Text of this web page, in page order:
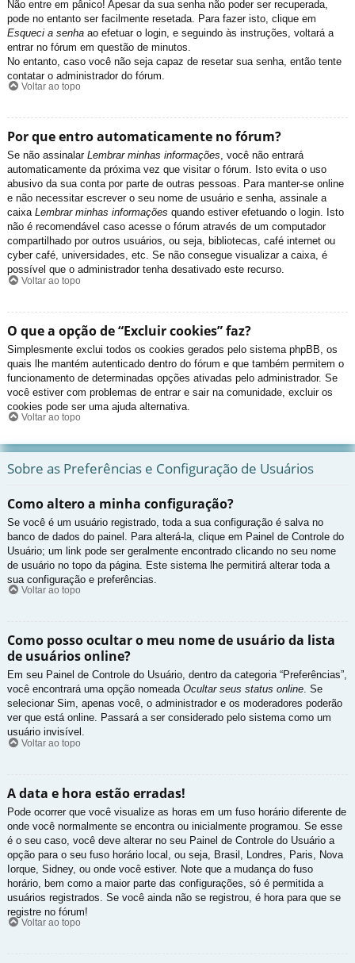
Não entre em pânico! Apesar da sua senha não poder ser recuperada,
pode no entanto ser facilmente resetada. Para fazer isto, clique em
Esqueci a senha ao efetuar o login, e seguindo às instruções, voltará a
entrar no fórum em questão de minutos.
No entanto, caso você não seja capaz de resetar sua senha, então tente
contatar o administrador do fórum.
Voltar ao topo
Por que entro automaticamente no fórum?
Se não assinalar Lembrar minhas informações, você não entrará
automaticamente da próxima vez que visitar o fórum. Isto evita o uso
abusivo da sua conta por parte de outras pessoas. Para manter-se online
e não necessitar escrever o seu nome de usuário e senha, assinale a
caixa Lembrar minhas informações quando estiver efetuando o login. Isto
não é recomendável caso acesse o fórum através de um computador
compartilhado por outros usuários, ou seja, bibliotecas, café internet ou
cyber café, universidades, etc. Se não consegue visualizar a caixa, é
possível que o administrador tenha desativado este recurso.
Voltar ao topo
O que a opção de “Excluir cookies” faz?
Simplesmente exclui todos os cookies gerados pelo sistema phpBB, os
quais lhe mantém autenticado dentro do fórum e que também permitem o
funcionamento de determinadas opções ativadas pelo administrador. Se
você estiver com problemas de entrar e sair na comunidade, excluir os
cookies pode ser uma ajuda alternativa.
Voltar ao topo
Sobre as Preferências e Configuração de Usuários
Como altero a minha configuração?
Se você é um usuário registrado, toda a sua configuração é salva no
banco de dados do painel. Para alterá-la, clique em Painel de Controle do
Usuário; um link pode ser geralmente encontrado clicando no seu nome
de usuário no topo da página. Este sistema lhe permitirá alterar toda a
sua configuração e preferências.
Voltar ao topo
Como posso ocultar o meu nome de usuário da lista
de usuários online?
Em seu Painel de Controle do Usuário, dentro da categoria “Preferências”,
você encontrará uma opção nomeada Ocultar seus status online. Se
selecionar Sim, apenas você, o administrador e os moderadores poderão
ver que está online. Passará a ser considerado pelo sistema como um
usuário invisível.
Voltar ao topo
A data e hora estão erradas!
Pode ocorrer que você visualize as horas em um fuso horário diferente de
onde você normalmente se encontra ou inicialmente programou. Se esse
é o seu caso, você deve alterar no seu Painel de Controle do Usuário a
opção para o seu fuso horário local, ou seja, Brasil, Londres, Paris, Nova
Iorque, Sidney, ou onde você estiver. Note que a mudança do fuso
horário, bem como a maior parte das configurações, só é permitida a
usuários registrados. Se você ainda não se registrou, é hora para que se
registre no fórum!
Voltar ao topo